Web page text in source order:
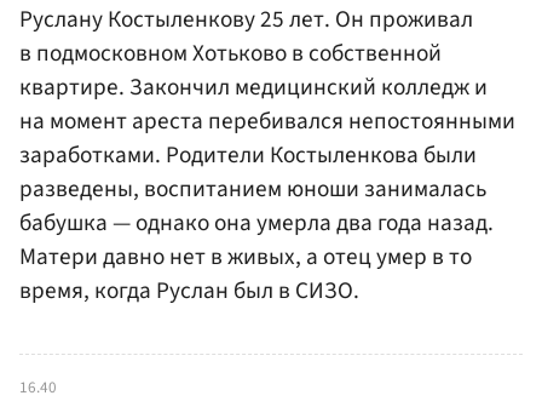
Руслану Костыленкову 25 лет. Он проживал
в подмосковном Хотьково в собственной
квартире. Закончил медицинский колледж и
на момент ареста перебивался непостоянными
заработками. Родители Костыленкова были
разведены, воспитанием юноши занималась
бабушка — однако она умерла два года назад.
Матери давно нет в живых, а отец умер в то
время, когда Руслан был в СИЗО.
16.40